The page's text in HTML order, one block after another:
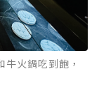
火鍋吃到飽，